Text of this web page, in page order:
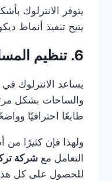
يتوفر الانترلوك
يتيح تنفيذ أنماط
6. تنظيم المساحات الخارجية
يساعد الانترلوك
والساحات بشكل
طابعًا احترافيًا
ولهذا فإن كثيرًا
التعامل مع شركة
للحصول على كل